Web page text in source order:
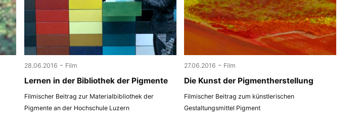
28.06.2016 - Film
Lernen in der Bibliothek der Pigmente
Filmischer Beitrag zur Materialbibliothek der
Pigmente an der Hochschule Luzern
27.06.2016 - Film
Die Kunst der Pigmentherstellung
Filmischer Beitrag zum künstlerischen
Gestaltungsmittel Pigment